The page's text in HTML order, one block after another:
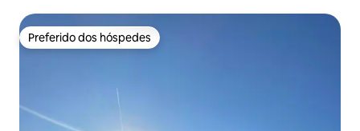
Preferido dos hóspedes
Preferido dos hóspedes